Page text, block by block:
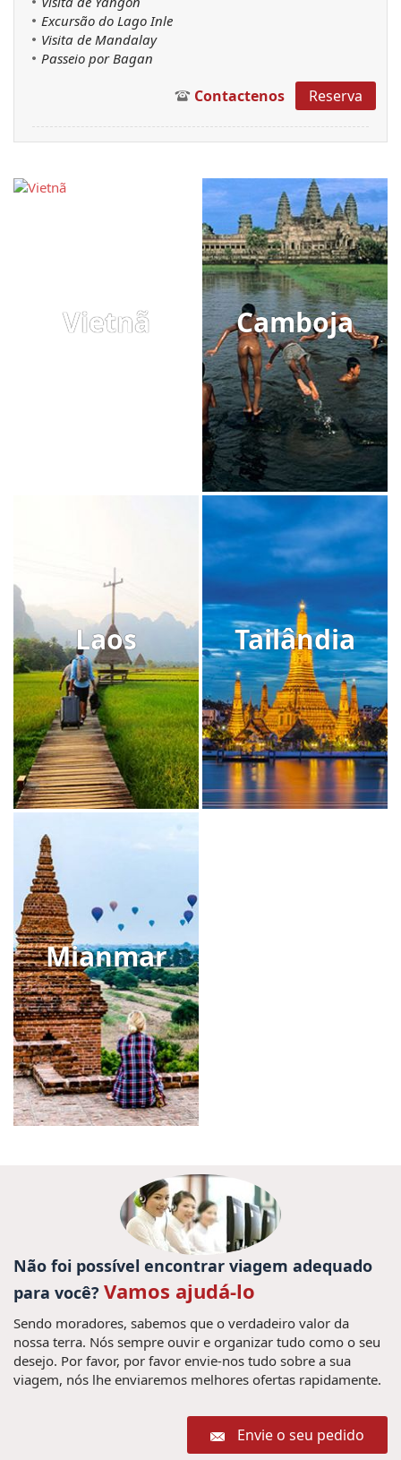
Excursão do Lago Inle
Visita de Mandalay
Passeio por Bagan
Contactenos Reserva
Vietnã Camboja
Laos Tailândia
Mianmar
Não foi possível encontrar viagem adequado
para você? Vamos ajudá-lo
Sendo moradores, sabemos que o verdadeiro valor da
nossa terra. Nós sempre ouvir e organizar tudo como o seu
desejo. Por favor, por favor envie-nos tudo sobre a sua
viagem, nós lhe enviaremos melhores ofertas rapidamente.
Envie o seu pedido